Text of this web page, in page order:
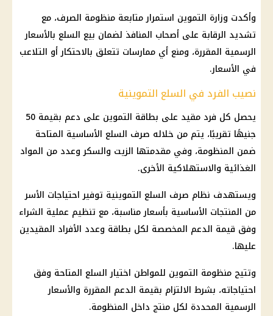
وأكدت وزارة التموين استمرار متابعة منظومة الصرف، مع
تشديد الرقابة على أصحاب المنافذ لضمان بيع السلع بالأسعار
الرسمية المقررة، ومنع أي ممارسات تتعلق بالاحتكار أو التلاعب
في الأسعار.
نصيب الفرد في السلع التموينية
يحصل كل فرد مقيد على بطاقة التموين على دعم بقيمة 50
جنيهًا تقريبًا، يتم من خلاله صرف السلع الأساسية المتاحة
ضمن المنظومة، وفي مقدمتها الزيت والسكر وعدد من المواد
الغذائية والاستهلاكية الأخرى.
ويستهدف نظام صرف السلع التموينية توفير احتياجات الأسر
من المنتجات الأساسية بأسعار مناسبة، مع تنظيم عملية الشراء
وفق قيمة الدعم المخصصة لكل بطاقة وعدد الأفراد المقيدين
عليها.
وتتيح منظومة التموين للمواطن اختيار السلع المتاحة وفق
احتياجاته، بشرط الالتزام بقيمة الدعم المقررة والأسعار
الرسمية المحددة لكل منتج داخل المنظومة.